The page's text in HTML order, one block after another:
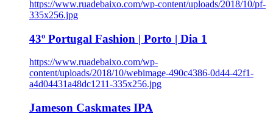
https://www.ruadebaixo.com/wp-content/uploads/2018/10/pf-
335x256.jpg
43º Portugal Fashion | Porto | Dia 1
https://www.ruadebaixo.com/wp-
content/uploads/2018/10/webimage-490c4386-0d44-42f1-
a4d04431a48dc1211-335x256.jpg
Jameson Caskmates IPA